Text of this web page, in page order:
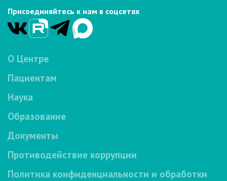
Присоединяйтесь к нам в соцсетях
О Центре
Пациентам
Наука
Образование
Документы
Противодействие коррупции
Политика конфиденциальности и обработки